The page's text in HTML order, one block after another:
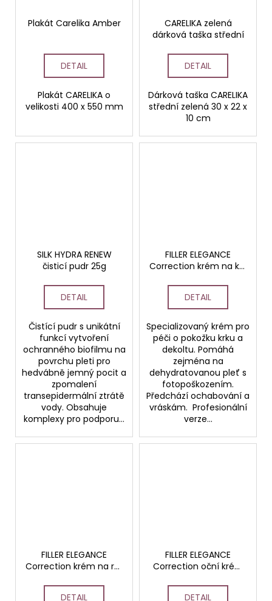
Plakát Carelika Amber
DETAIL
Plakát CARELIKA o
velikosti 400 x 550 mm
CARELIKA zelená
dárková taška střední
DETAIL
Dárková taška CARELIKA
střední zelená 30 x 22 x
10 cm
SILK HYDRA RENEW
čisticí pudr 25g
DETAIL
Čistící pudr s unikátní
funkcí vytvoření
ochranného biofilmu na
povrchu pleti pro
hedvábně jemný pocit a
zpomalení
transepidermální ztrátě
vody. Obsahuje
komplexy pro podporu...
FILLER ELEGANCE
Correction krém na krk
DETAIL
Specializovaný krém pro
péči o pokožku krku a
dekoltu. Pomáhá
zejména na
dehydratovanou pleť s
fotopoškozením.
Předchází ochabování a
vráskám. Profesionální
verze...
FILLER ELEGANCE
Correction krém na rty
DETAIL
FILLER ELEGANCE
Correction oční krém
DETAIL